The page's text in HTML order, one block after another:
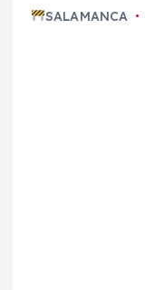
SALAMANCA